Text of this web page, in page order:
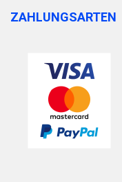
ZAHLUNGSARTEN